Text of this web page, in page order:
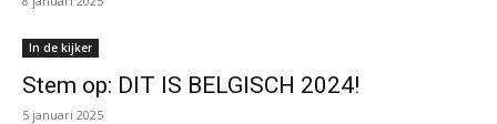
In de kijker
Stem op: DIT IS BELGISCH 2024!
5 januari 2025